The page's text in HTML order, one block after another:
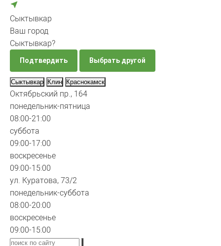
Сыктывкар
Ваш город
Сыктывкар?
Подтвердить Выбрать другой
Сыктывкар Клин Краснокамск
Октябрьский пр., 164
понедельник-пятница
08:00-21:00
суббота
09:00-17:00
воскресенье
09:00-15:00
ул. Куратова, 73/2
понедельник-суббота
08:00-20:00
воскресенье
09:00-15:00